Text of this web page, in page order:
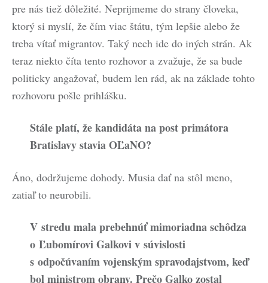
pre nás tiež dôležité. Neprijmeme do strany človeka,
ktorý si myslí, že čím viac štátu, tým lepšie alebo že
treba vítať migrantov. Taký nech ide do iných strán. Ak
teraz niekto číta tento rozhovor a zvažuje, že sa bude
politicky angažovať, budem len rád, ak na základe tohto
rozhovoru pošle prihlášku.
Stále platí, že kandidáta na post primátora
Bratislavy stavia OĽaNO?
Áno, dodržujeme dohody. Musia dať na stôl meno,
zatiaľ to neurobili.
V stredu mala prebehnúť mimoriadna schôdza
o Ľubomírovi Galkovi v súvislosti
s odpočúvaním vojenským spravodajstvom, keď
bol ministrom obrany. Prečo Galko zostal